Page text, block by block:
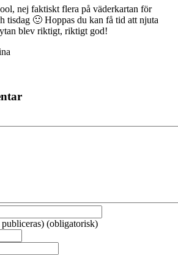
nej faktiskt flera på väderkartan för
tisdag 🙂 Hoppas du kan få tid att njuta
blev riktigt, riktigt god!
(obligatorisk)